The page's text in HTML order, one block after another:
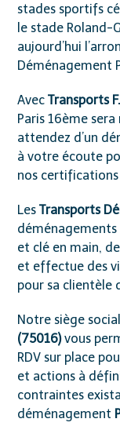
stades sportifs
le stade Roland-
aujourd’hui
Déménagement
AvecTransports
Paris 16ème
attendez d’un
à votre écoute
nos
LesTransports
déménagements
et clé en main,
et effectue des
pour sa clientèle
Notre siège
(75016)vous
RDV sur place
et actions à
contraintes
déménagement